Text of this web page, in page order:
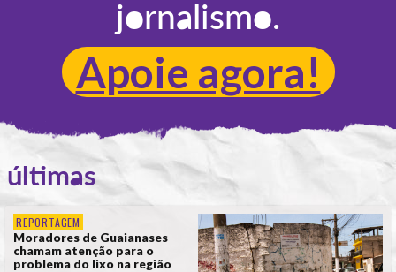
jornalismo.
Apoie agora!
últimas
REPORTAGEM
Moradores de Guaianases
chamam atenção para o
problema do lixo na região